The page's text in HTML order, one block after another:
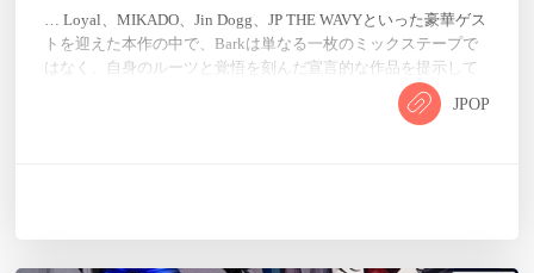
JPOP
… Loyal、MIKADO、Jin Dogg、JP THE WAVYといった豪華ゲス
トを迎えた本作の中で、Barkは単なる一枚のミックステープで
はなく、自身のルーツと覚悟を刻んだ宣言的な作品を提示して
います。 「Light it Up」というタイトルは「火をつける」とい
う意味を持ち、ステージの照明という物理的な光と、自身の人